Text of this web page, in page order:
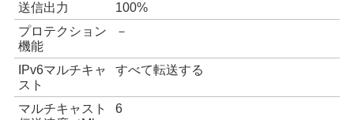
送信出力
100%
プロテクション
機能
－
IPv6マルチキャ
スト
すべて転送する
マルチキャスト
6